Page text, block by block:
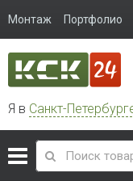
Монтаж Портфолио
Я в Санкт-